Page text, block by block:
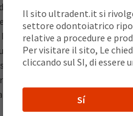
La viscosità del
che si adatta alla struttura
un tasso di contrazione
margine aperto attorno
colore viola consente
può essere visualizzato
provvisoria sia stata
Il sito ultradent.it si
settore odontoiatrico
relative a procedure e
Per visitare il sito, Le
cliccando sul SI, di essere
Sí